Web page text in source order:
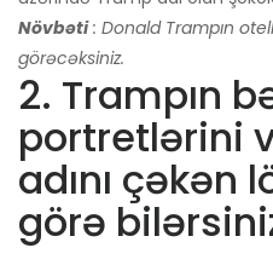
Növbəti : Donald Trampın
görəcəksiniz.
2. Trampın
portretlərini
adını çəkən
görə